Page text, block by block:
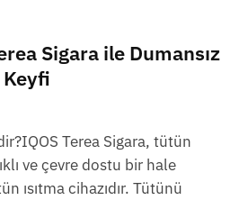
Sigara ile Dumansız
Keyfi
Terea Sigara, tütün
ve çevre dostu bir hale
ısıtma cihazıdır. Tütünü